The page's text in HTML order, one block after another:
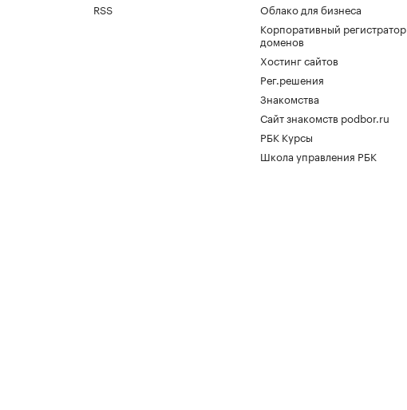
RSS
Облако для бизнеса
Корпоративный регистратор
доменов
Хостинг сайтов
Рег.решения
Знакомства
Сайт знакомств podbor.ru
РБК Курсы
Школа управления РБК